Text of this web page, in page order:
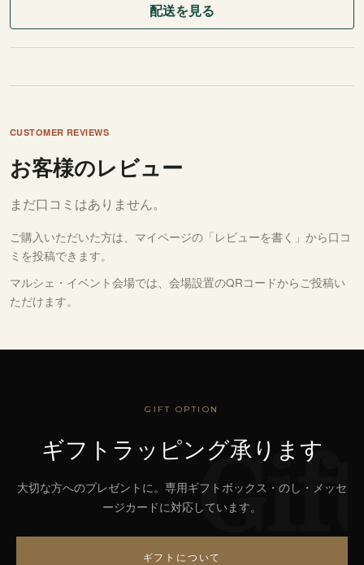
配送を見る
CUSTOMER REVIEWS
お客様のレビュー
まだ口コミはありません。
ご購入いただいた方は、 マイページの「レビューを書く」 から口コ
ミを投稿できます。
マルシェ・イベント会場では、会場設置のQRコードからご投稿い
ただけます。
Gift
GIFT OPTION
ギフトラッピング承ります
大切な方へのプレゼントに。専用ギフトボックス・のし・メッセ
ージカードに対応しています。
ギフトについて